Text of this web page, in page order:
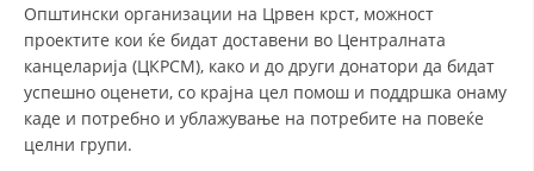
Општински организации на Црвен крст, можност
проектите кои ќе бидат доставени во Централната
канцеларија (ЦКРСМ), како и до други донатори да бидат
успешно оценети, со крајна цел помош и поддршка онаму
каде и потребно и ублажување на потребите на повеќе
целни групи.